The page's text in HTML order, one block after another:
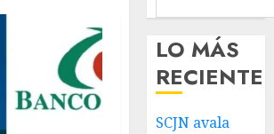
LO MÁS
RECIENTE
SCJN avala